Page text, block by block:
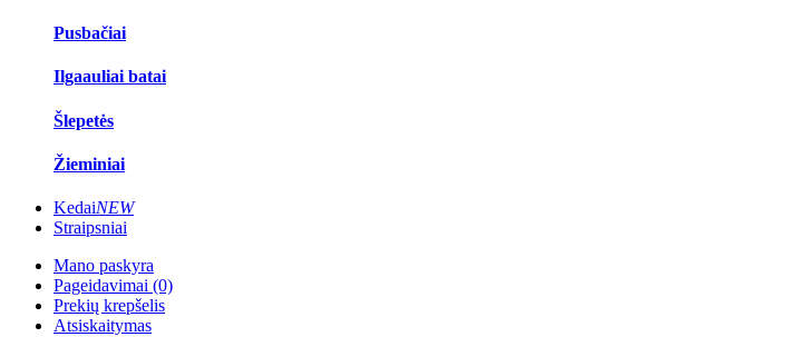
Pusbačiai
Ilgaauliai batai
Šlepetės
Žieminiai
KedaiNEW
Straipsniai
Mano paskyra
Pageidavimai (0)
Prekių krepšelis
Atsiskaitymas